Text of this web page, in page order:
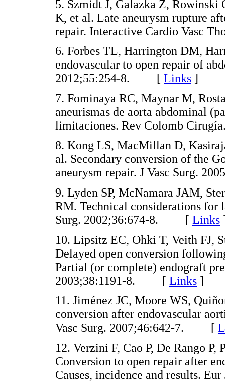
5. Szmidt J, Galazka Z, Rowinski
K, et al. Late aneurysm rupture
repair. Interactive Cardio Vasc
6. Forbes TL, Harrington DM,
endovascular to open repair of
2012;55:254-8. [ Links ]
7. Fominaya RC, Maynar M,
aneurismas de aorta abdominal
limitaciones. Rev Colomb
8. Kong LS, MacMillan D,
al. Secondary conversion of the
aneurysm repair. J Vasc Surg.
9. Lyden SP, McNamara JAM,
RM. Technical considerations for
Surg. 2002;36:674-8. [ Links
10. Lipsitz EC, Ohki T, Veith FJ,
Delayed open conversion
Partial (or complete) endograft
2003;38:1191-8. [ Links ]
11. Jiménez JC, Moore WS,
conversion after endovascular
Vasc Surg. 2007;46:642-7. [
12. Verzini F, Cao P, De Rango
Conversion to open repair after
Causes, incidence and results.